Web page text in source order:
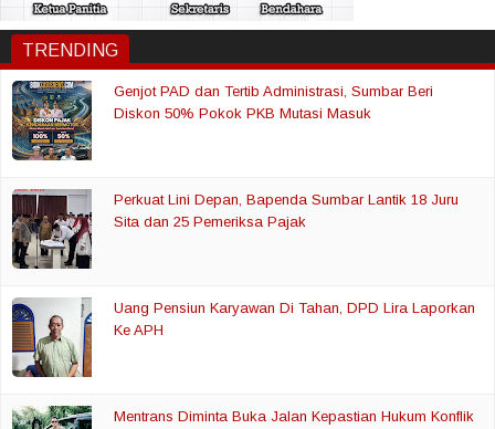
TRENDING
Genjot PAD dan Tertib Administrasi, Sumbar Beri
Diskon 50% Pokok PKB Mutasi Masuk
Perkuat Lini Depan, Bapenda Sumbar Lantik 18 Juru
Sita dan 25 Pemeriksa Pajak
Uang Pensiun Karyawan Di Tahan, DPD Lira Laporkan
Ke APH
Mentrans Diminta Buka Jalan Kepastian Hukum Konflik